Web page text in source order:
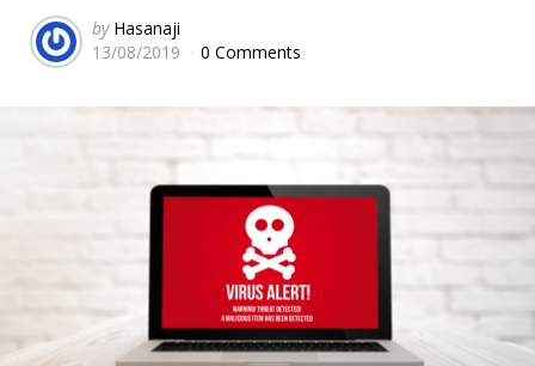
Posted
by
by Hasanaji
13/08/2019
0 Comments